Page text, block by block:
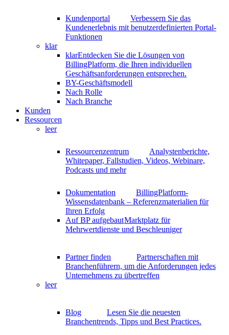
Kundenportal
Verbessern Sie das
Kundenerlebnis mit benutzerdefinierten Portal-
Funktionen
klar
klarEntdecken Sie die Lösungen von
BillingPlatform, die Ihren individuellen
Geschäftsanforderungen entsprechen.
BY-Geschäftsmodell
Nach Rolle
Nach Branche
Kunden
Ressourcen
leer
Ressourcenzentrum
Analystenberichte,
Whitepaper, Fallstudien, Videos, Webinare,
Podcasts und mehr
Dokumentation
BillingPlatform-
Wissensdatenbank – Referenzmaterialien für
Ihren Erfolg
Auf BP aufgebautMarktplatz für
Mehrwertdienste und Beschleuniger
Partner finden
Partnerschaften mit
Branchenführern, um die Anforderungen jedes
Unternehmens zu übertreffen
leer
Blog
Lesen Sie die neuesten
Branchentrends, Tipps und Best Practices.